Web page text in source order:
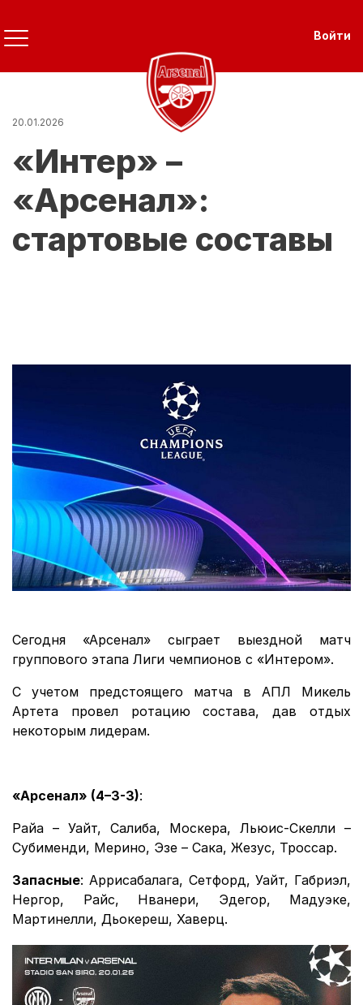
основному
содержанию
Войти
20.01.2026
«Интер» –
«Арсенал»:
стартовые составы
Сегодня «Арсенал» сыграет выездной матч
группового этапа Лиги чемпионов с «Интером».
С учетом предстоящего матча в АПЛ Микель
Артета провел ротацию состава, дав отдых
некоторым лидерам.
«Арсенал» (4–3-3):
Райа – Уайт, Салиба, Москера, Льюис-Скелли –
Субименди, Мерино, Эзе – Сака, Жезус, Троссар.
Запасные: Аррисабалага, Сетфорд, Уайт, Габриэл,
Нергор, Райс, Нванери, Эдегор, Мадуэке,
Мартинелли, Дьокереш, Хаверц.